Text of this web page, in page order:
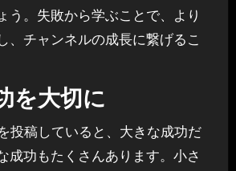
う。失敗から学ぶことで、より
、チャンネルの成長に繋げるこ
を大切に
投稿していると、大きな成功だ
成功もたくさんあります。小さ